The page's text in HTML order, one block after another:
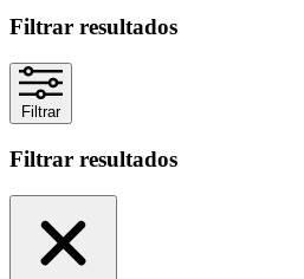
Filtrar resultados
Filtrar
Filtrar resultados